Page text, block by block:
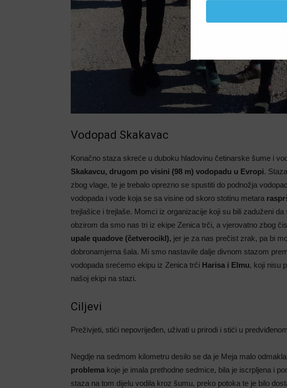
Vodopad Skakavac
Konačno staza skreće u duboku hladovinu četinarske šume i
Skakavcu, drugom po visini (98 m) vodopadu u Evropi.
zbog vlage, te je trebalo oprezno se spustiti do podnožja
vodopada i vode koja se sa visine od skoro stotinu metara
trejlašice i trejlaše. Momci iz organizacije koji su bili zaduženi
obzirom da smo nas tri iz ekipe Zenica trči, a vjerovatno zbog
upale quadove (četverocikl), jer je za nas prečist zrak, pa bi
dobronamjerna šala. Mi smo nastavile dalje divnom stazom
vodopada srećemo ekipu iz Zenica trči Harisa i Elmu, koji nisu
našoj ekipi na stazi.
Ciljevi
Preživjeti, stići nepovrijeđen, uživati u prirodi i stići u
Negdje na sedmom kilometru desilo se da je Meja malo
problema koje je imala prethodne sedmice, bila je iscrpljena i
staza na tom dijelu vodila kroz šumu, preko potoka te je bilo